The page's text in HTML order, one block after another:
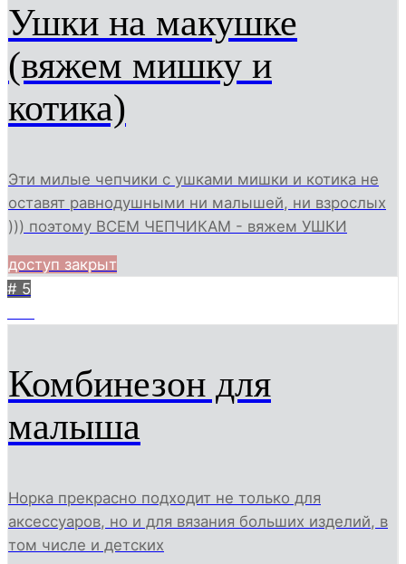
Ушки на макушке
(вяжем мишку и
котика)
Эти милые чепчики с ушками мишки и котика не
оставят равнодушными ни малышей, ни взрослых
))) поэтому ВСЕМ ЧЕПЧИКАМ - вяжем УШКИ
доступ закрыт
# 5
Комбинезон для
малыша
Норка прекрасно подходит не только для
аксессуаров, но и для вязания больших изделий, в
том числе и детских